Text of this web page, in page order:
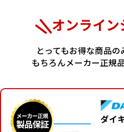
オンライ
とってもお得な商品の
もちろんメーカー正規
ダイ